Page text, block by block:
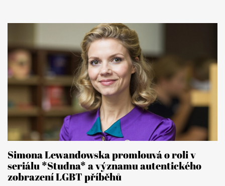
Simona Lewandowska promlouvá o roli v
seriálu *Studna* a významu autentického
zobrazení LGBT příběhů